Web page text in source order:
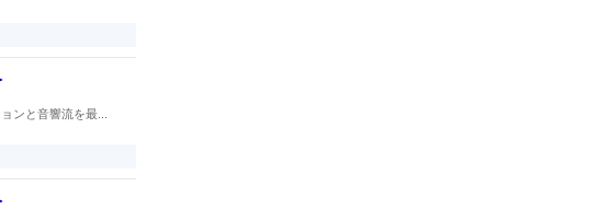
ンと音響流を最...